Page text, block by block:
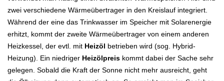
zwei verschiedene Wärmeübertrager in den Kreislauf integriert.
Während der eine das Trinkwasser im Speicher mit Solarenergie
erhitzt, kommt der zweite Wärmeübertrager von einem anderen
Heizkessel, der evtl. mit Heizöl betrieben wird (sog. Hybrid-
Heizung). Ein niedriger Heizölpreis kommt dabei der Sache sehr
gelegen. Sobald die Kraft der Sonne nicht mehr ausreicht, geht